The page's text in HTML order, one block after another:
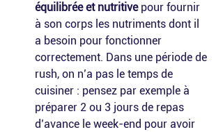
équilibrée et nutritive pour fournir
à son corps les nutriments dont il
a besoin pour fonctionner
correctement. Dans une période de
rush, on n’a pas le temps de
cuisiner : pensez par exemple à
préparer 2 ou 3 jours de repas
d’avance le week-end pour avoir